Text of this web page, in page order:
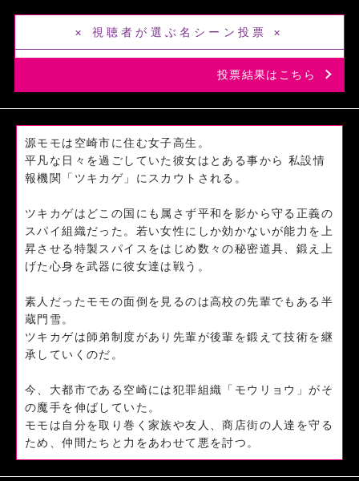
× 視聴者が選ぶ名シーン投票 ×
投票結果はこちら
源モモは空崎市に住む女子高生。
平凡な日々を過ごしていた彼女はとある事から 私設情
報機関「ツキカゲ」にスカウトされる。
ツキカゲはどこの国にも属さず平和を影から守る正義の
スパイ組織だった。若い女性にしか効かないが能力を上
昇させる特製スパイスをはじめ数々の秘密道具、鍛え上
げた心身を武器に彼女達は戦う。
素人だったモモの面倒を見るのは高校の先輩でもある半
蔵門雪。
ツキカゲは師弟制度があり先輩が後輩を鍛えて技術を継
承していくのだ。
今、大都市である空崎には犯罪組織「モウリョウ」がそ
の魔手を伸ばしていた。
モモは自分を取り巻く家族や友人、商店街の人達を守る
ため、仲間たちと力をあわせて悪を討つ。